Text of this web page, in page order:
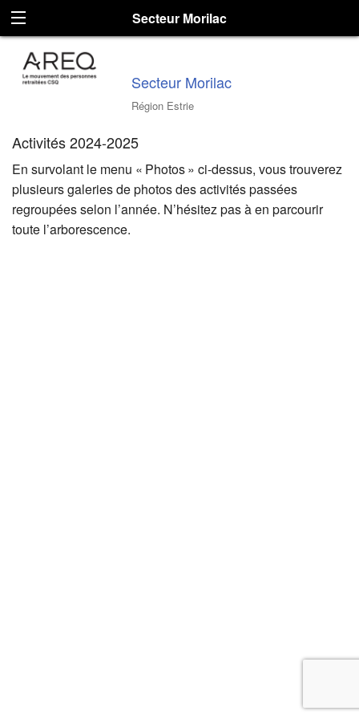
Secteur Morilac
Secteur Morilac
Région Estrie
Activités 2024-2025
En survolant le menu « Photos » ci-dessus, vous trouverez
plusieurs galeries de photos des activités passées
regroupées selon l’année. N’hésitez pas à en parcourir
toute l’arborescence.